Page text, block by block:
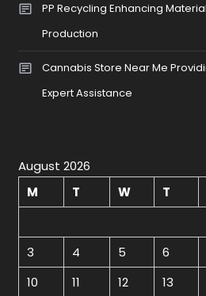
PP Recycling Enhancing
Production
Cannabis Store Near Me
Expert Assistance
August 2026
M
T W T
3
4 5 6
10
11 12 13